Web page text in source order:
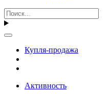
Купля-продажа
Активность